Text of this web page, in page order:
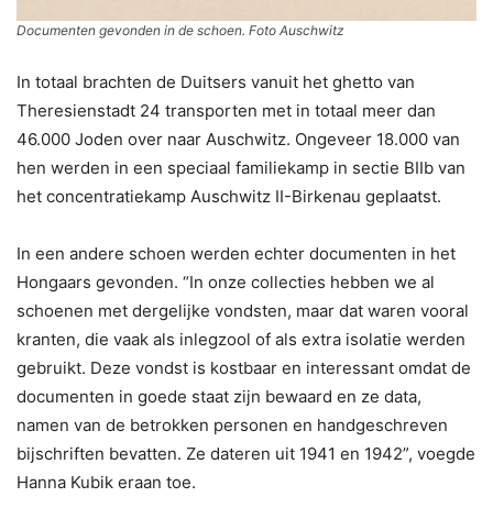
Documenten gevonden in de schoen. Foto Auschwitz
In totaal brachten de Duitsers vanuit het ghetto van
Theresienstadt 24 transporten met in totaal meer dan
46.000 Joden over naar Auschwitz. Ongeveer 18.000 van
hen werden in een speciaal familiekamp in sectie BIIb van
het concentratiekamp Auschwitz II-Birkenau geplaatst.
In een andere schoen werden echter documenten in het
Hongaars gevonden. “In onze collecties hebben we al
schoenen met dergelijke vondsten, maar dat waren vooral
kranten, die vaak als inlegzool of als extra isolatie werden
gebruikt. Deze vondst is kostbaar en interessant omdat de
documenten in goede staat zijn bewaard en ze data,
namen van de betrokken personen en handgeschreven
bijschriften bevatten. Ze dateren uit 1941 en 1942”, voegde
Hanna Kubik eraan toe.